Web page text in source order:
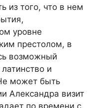
из того, что в нем
уровне
престолом, в
возможный
и
может быть
Александра визит
по времени с